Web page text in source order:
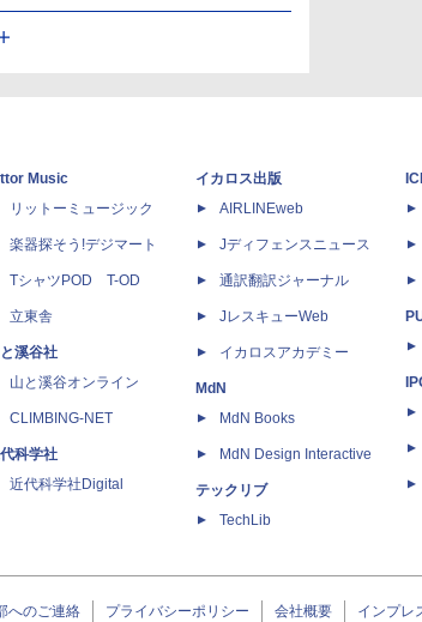
Music
リットーミュージック
楽器探そう!デジマート
TシャツPOD T-OD
立東舎
溪谷社
山と溪谷オンライン
CLIMBING-NET
科学社
近代科学社Digital
イカロス出版
AIRLINEweb
Jディフェンスニュース
通訳翻訳ジャーナル
JレスキューWeb
イカロスアカデミー
MdN
MdN Books
MdN Design Interactive
テックリブ
TechLib
へのご連絡 プライバシーポリシー 会社概要 インプレ